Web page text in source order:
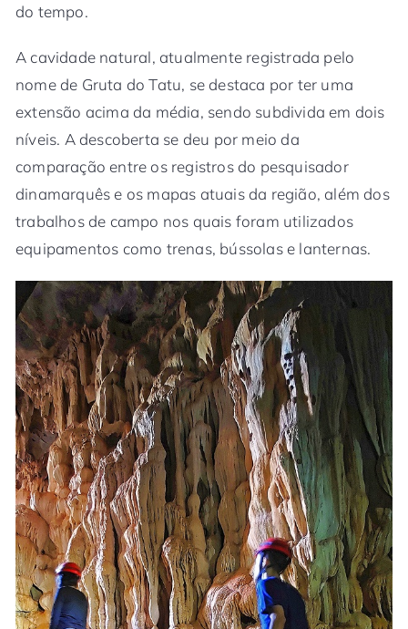
do tempo.
A cavidade natural, atualmente registrada pelo
nome de Gruta do Tatu, se destaca por ter uma
extensão acima da média, sendo subdivida em dois
níveis. A descoberta se deu por meio da
comparação entre os registros do pesquisador
dinamarquês e os mapas atuais da região, além dos
trabalhos de campo nos quais foram utilizados
equipamentos como trenas, bússolas e lanternas.